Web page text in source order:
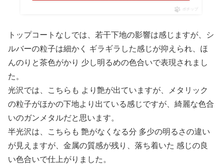
ポチップ
トップコートなしでは、若干下地の影響は感じますが、シ
ルバーの粒子は細かく ギラギラした感じが抑えられ、ほ
んのりと茶色がかり 少し明るめの色合いで表現されまし
た。
光沢では、こちらも より艶が出ていますが、メタリック
の粒子がほかの下地より出ている感じですが、綺麗な色合
いのガンメタルだと思います。
半光沢は、こちらも 艶がなくなる分 多少の明るさの違い
が見えますが、金属の質感が残り、落ち着いた 感じの良
い色合いで仕上がりました。